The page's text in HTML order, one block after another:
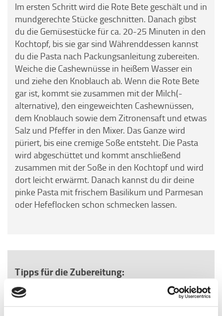
Im ersten Schritt wird die Rote Bete geschält und in
mundgerechte Stücke geschnitten. Danach gibst
du die Gemüsestücke für ca. 20-25 Minuten in den
Kochtopf, bis sie gar sind Währenddessen kannst
du die Pasta nach Packungsanleitung zubereiten.
Weiche die Cashewnüsse in heißem Wasser ein
und ziehe den Knoblauch ab. Wenn die Rote Bete
gar ist, kommt sie zusammen mit der Milch(-
alternative), den eingeweichten Cashewnüssen,
dem Knoblauch sowie dem Zitronensaft und etwas
Salz und Pfeffer in den Mixer. Das Ganze wird
püriert, bis eine cremige Soße entsteht. Die Pasta
wird abgeschüttet und kommt anschließend
zusammen mit der Soße in den Kochtopf und wird
dort leicht erwärmt. Danach kannst du dir deine
pinke Pasta mit frischem Basilikum und Parmesan
oder Hefeflocken schon schmecken lassen.
Tipps für die Zubereitung:
Wenn du Rote Bete schälst oder schneidest,
trage am besten Einweghandschuhe oder